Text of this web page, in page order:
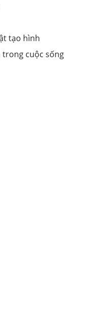
tạo hình
trong cuộc sống